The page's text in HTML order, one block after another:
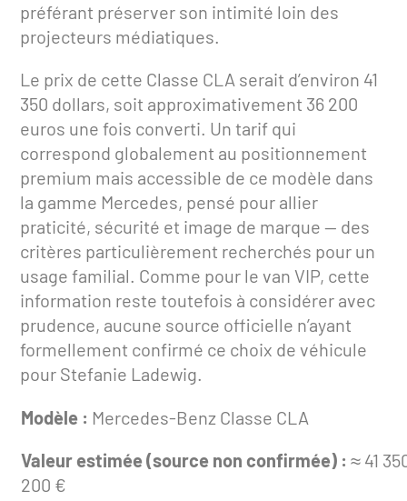
préférant préserver son intimité loin des
projecteurs médiatiques.
Le prix de cette Classe CLA serait d’environ 41
350 dollars, soit approximativement 36 200
euros une fois converti. Un tarif qui
correspond globalement au positionnement
premium mais accessible de ce modèle dans
la gamme Mercedes, pensé pour allier
praticité, sécurité et image de marque — des
critères particulièrement recherchés pour un
usage familial. Comme pour le van VIP, cette
information reste toutefois à considérer avec
prudence, aucune source officielle n’ayant
formellement confirmé ce choix de véhicule
pour Stefanie Ladewig.
Modèle : Mercedes-Benz Classe CLA
Valeur estimée (source non confirmée) :≈ 41
200 €